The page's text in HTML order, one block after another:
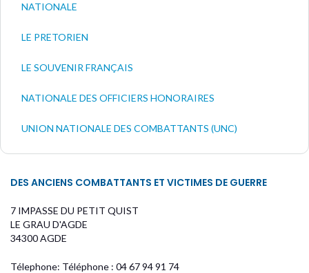
NATIONALE
LE PRETORIEN
LE SOUVENIR FRANÇAIS
NATIONALE DES OFFICIERS HONORAIRES
UNION NATIONALE DES COMBATTANTS (UNC)
DES ANCIENS COMBATTANTS ET VICTIMES DE GUERRE
7 IMPASSE DU PETIT QUIST
LE GRAU D'AGDE
34300 AGDE
Télephone: Téléphone : 04 67 94 91 74